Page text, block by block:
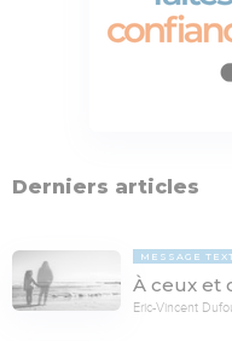
Derniers articles
MESSAGE
À ceux et
Eric-Vincent